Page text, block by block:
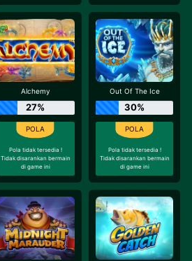
Alchemy
27%
Pola tidak tersedia !
Tidak disarankan bermain
di game ini
Out Of The Ice
30%
Pola tidak tersedia !
Tidak disarankan bermain
di game ini